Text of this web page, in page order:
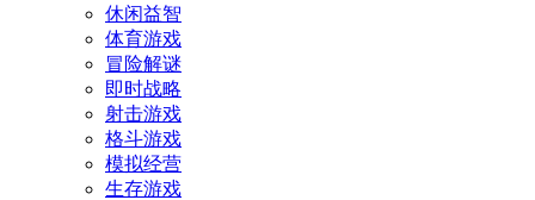
休闲益智
体育游戏
冒险解谜
即时战略
射击游戏
格斗游戏
模拟经营
生存游戏